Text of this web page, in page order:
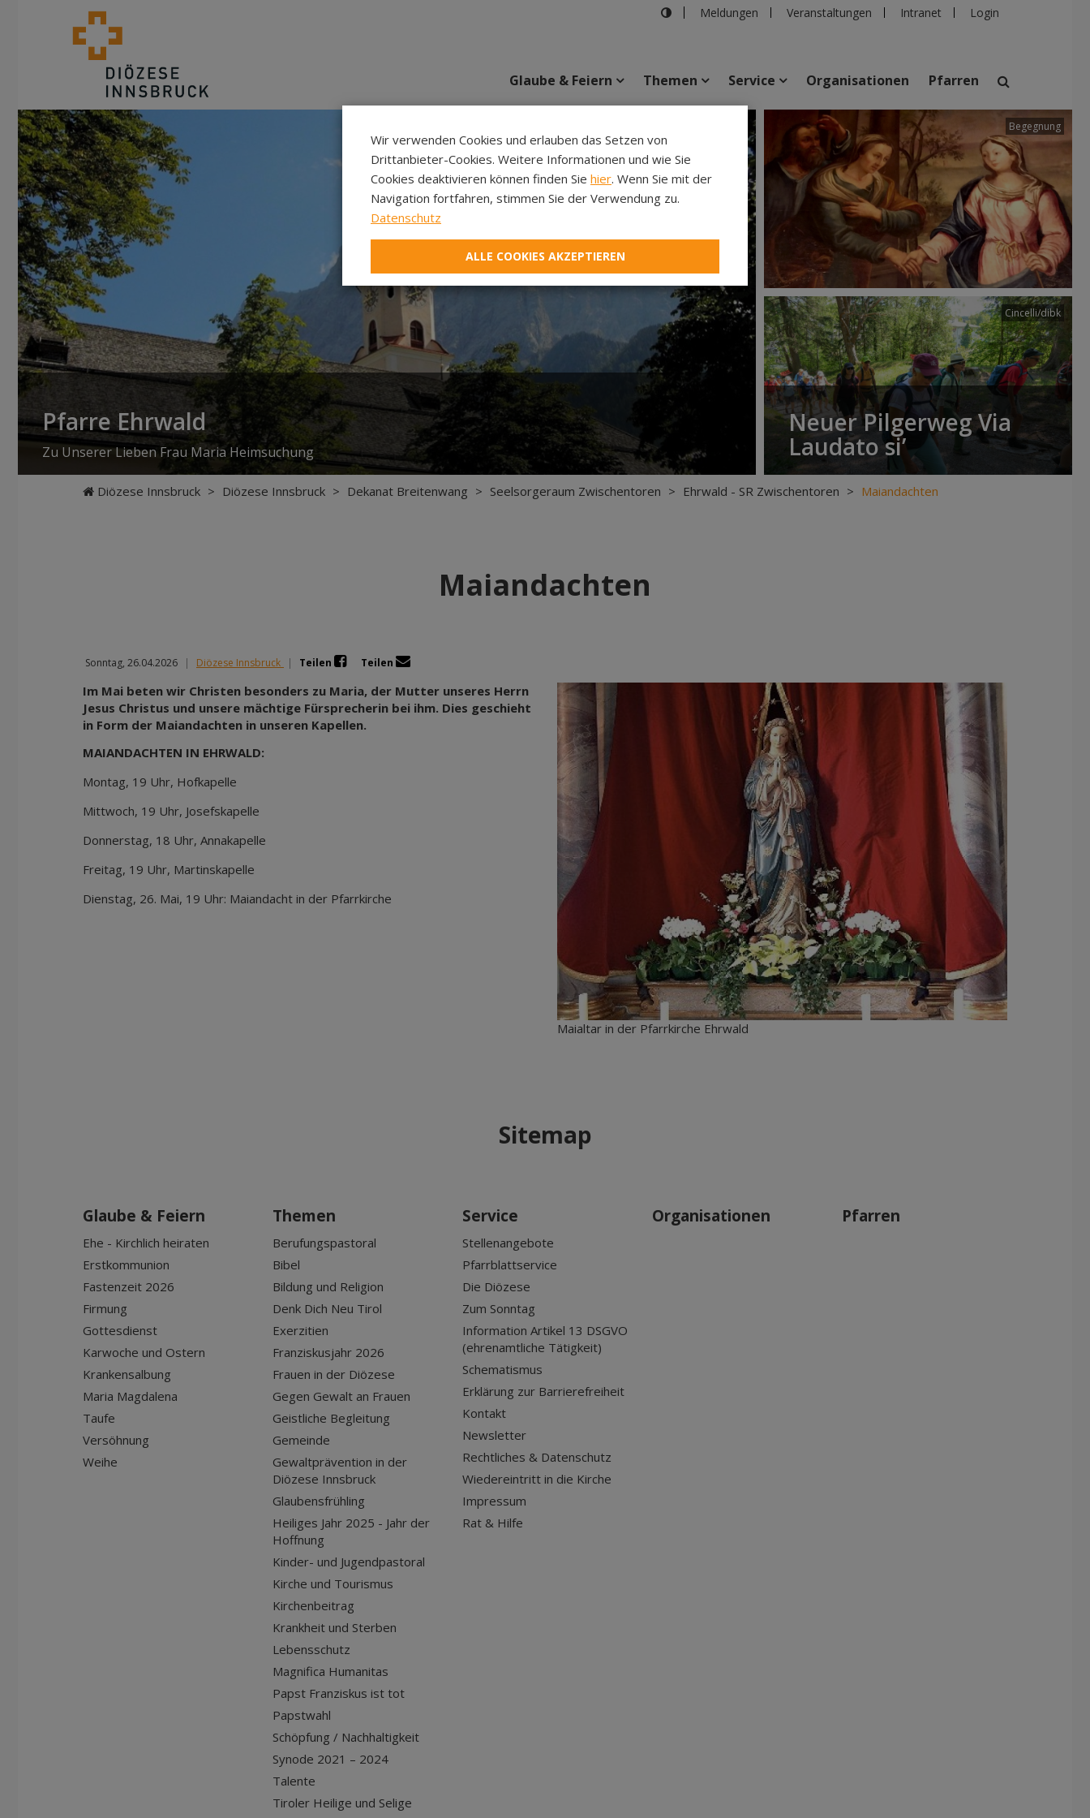
Meldungen Veranstaltungen Intranet Login
suchen
Veranstaltungen Personen Pfarren Einrichtungen
Glaube & Feiern Themen Service Organisationen Pfarren
Pfarre Ehrwald
Zu Unserer Lieben Frau Maria Heimsuchung
Begegnung
Cincelli/dibk
Neuer Pilgerweg Via
Laudato si’
Diözese Innsbruck > Diözese Innsbruck > Dekanat Breitenwang > Seelsorgeraum Zwischentoren > Ehrwald - SR Zwischentoren > Maiandachten
Maiandachten
Sonntag, 26.04.2026 | Diözese Innsbruck | Teilen Teilen
Im Mai beten wir Christen besonders zu Maria, der Mutter unseres Herrn
Jesus Christus und unsere mächtige Fürsprecherin bei ihm. Dies geschieht
in Form der Maiandachten in unseren Kapellen.
MAIANDACHTEN IN EHRWALD:
Montag, 19 Uhr, Hofkapelle
Mittwoch, 19 Uhr, Josefskapelle
Donnerstag, 18 Uhr, Annakapelle
Freitag, 19 Uhr, Martinskapelle
Dienstag, 26. Mai, 19 Uhr: Maiandacht in der Pfarrkirche
Maialtar in der Pfarrkirche Ehrwald
Sitemap
Glaube & Feiern
Ehe - Kirchlich heiraten
Erstkommunion
Fastenzeit 2026
Firmung
Gottesdienst
Karwoche und Ostern
Krankensalbung
Maria Magdalena
Taufe
Versöhnung
Weihe
Themen
Berufungspastoral
Bibel
Bildung und Religion
Denk Dich Neu Tirol
Exerzitien
Franziskusjahr 2026
Frauen in der Diözese
Gegen Gewalt an Frauen
Geistliche Begleitung
Gemeinde
Gewaltprävention in der
Diözese Innsbruck
Glaubensfrühling
Heiliges Jahr 2025 - Jahr der
Hoffnung
Kinder- und Jugendpastoral
Kirche und Tourismus
Kirchenbeitrag
Krankheit und Sterben
Lebensschutz
Magnifica Humanitas
Papst Franziskus ist tot
Papstwahl
Schöpfung / Nachhaltigkeit
Synode 2021 – 2024
Talente
Tiroler Heilige und Selige
Service
Stellenangebote
Pfarrblattservice
Die Diözese
Zum Sonntag
Information Artikel 13 DSGVO
(ehrenamtliche Tätigkeit)
Schematismus
Erklärung zur Barrierefreiheit
Kontakt
Newsletter
Rechtliches & Datenschutz
Wiedereintritt in die Kirche
Impressum
Rat & Hilfe
Organisationen Pfarren
Wir verwenden Cookies und erlauben das Setzen von
Drittanbieter-Cookies. Weitere Informationen und wie Sie
Cookies deaktivieren können finden Sie hier. Wenn Sie mit der
Navigation fortfahren, stimmen Sie der Verwendung zu.
Datenschutz
ALLE COOKIES AKZEPTIEREN